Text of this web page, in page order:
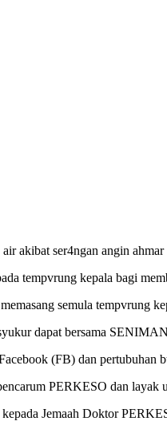
akibat ser4ngan angin
tempvrung kepala bagi
semula tempvrung
dapat bersama
(FB) dan
PERKESO dan layak
Jemaah Doktor